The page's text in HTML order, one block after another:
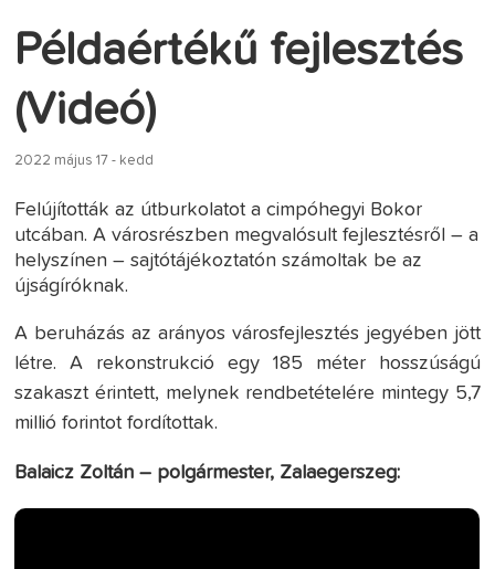
Példaértékű fejlesztés
(Videó)
2022 május 17 - kedd
Felújították az útburkolatot a cimpóhegyi Bokor
utcában. A városrészben megvalósult fejlesztésről – a
helyszínen – sajtótájékoztatón számoltak be az
újságíróknak.
A beruházás az arányos városfejlesztés jegyében jött
létre. A rekonstrukció egy 185 méter hosszúságú
szakaszt érintett, melynek rendbetételére mintegy 5,7
millió forintot fordítottak.
Balaicz Zoltán – polgármester, Zalaegerszeg: